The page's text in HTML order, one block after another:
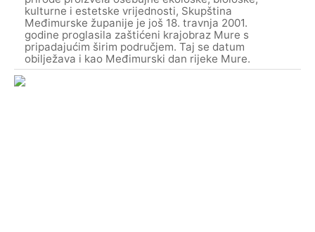
kulturne i estetske vrijednosti, Skupština
Međimurske županije je još 18. travnja 2001.
godine proglasila zaštićeni krajobraz Mure s
pripadajućim širim područjem. Taj se datum
obilježava i kao Međimurski dan rijeke Mure.